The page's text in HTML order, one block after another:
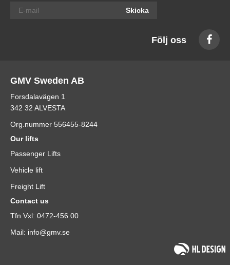
Skicka
Följ oss
GMV Sweden AB
Forsdalavägen 1
342 32 ALVESTA
Org.nummer 556455-8244
Our lifts
Passenger Lifts
Vehicle lift
Freight Lift
Contact us
Tfn Vxl: 0472-456 00
Mail: info@gmv.se